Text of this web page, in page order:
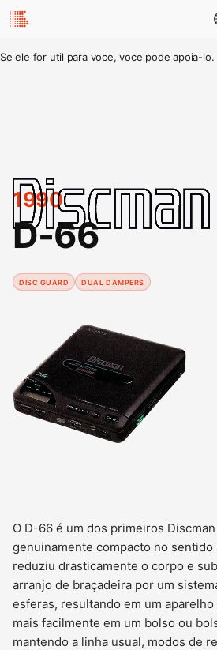
Se ele for util para voce, voce pode apoia-lo.
1990
D-66
DISC GUARD DUAL DAMPERS
O D-66 é um dos primeiros
genuinamente compacto no sentido
reduziu drasticamente o corpo e
arranjo de braçadeira por um
esferas, resultando em um
mais facilmente em um bolso ou
mantendo a linha usual, modos de